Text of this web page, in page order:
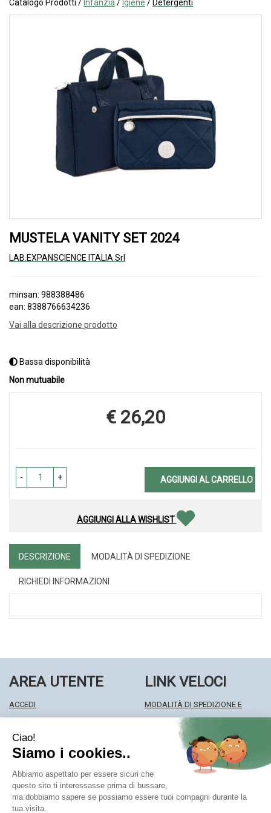
Catalogo Prodotti / Infanzia / Igiene / Detergenti
MUSTELA VANITY SET 2024
LAB.EXPANSCIENCE ITALIA Srl
minsan: 988388486
ean: 8388766634236
Vai alla descrizione prodotto
Bassa disponibilità
Non mutuabile
Prezzo
€ 26,20
- + AGGIUNGI AL CARRELLO
AGGIUNGI ALLA WISHLIST
DESCRIZIONE MODALITÀ DI SPEDIZIONE
RICHIEDI INFORMAZIONI
AREA UTENTE
ACCEDI
WISHLIST
ISCRIZIONE ALLA NEWSLETTER
LINK VELOCI
MODALITÀ DI SPEDIZIONE E
MODALITÀ DI PAGAMENTO
INFORMATIVA PRIVACY
CONDIZIONI DI VENDITA
Farmacia Centrale Srl